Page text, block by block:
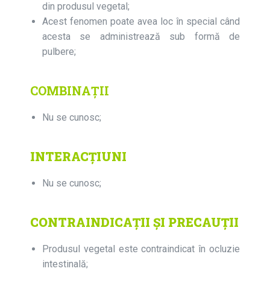
din produsul vegetal;
Acest fenomen poate avea loc în special când
acesta se administrează sub formă de
pulbere;
COMBINAȚII
Nu se cunosc;
INTERACȚIUNI
Nu se cunosc;
CONTRAINDICAŢII ŞI PRECAUŢII
Produsul vegetal este contraindicat în ocluzie
intestinală;